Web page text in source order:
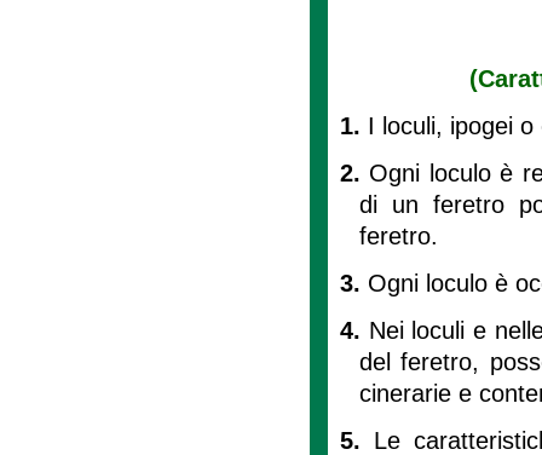
1. I loculi, ipogei
2. Ogni loculo è
di un feretro
feretro.
3. Ogni loculo è
4. Nei loculi e
del feretro,
cinerarie e
5. Le